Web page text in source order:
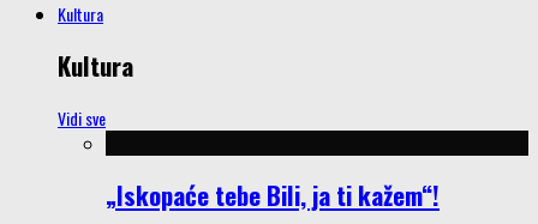
Kultura
Kultura
Vidi sve
„Iskopaće tebe Bili, ja ti kažem“!